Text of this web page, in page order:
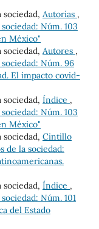
Autorías ,
Núm. 103
México"
Autores ,
Núm. 96
El impacto covid-
Índice ,
Núm. 103
México"
Cintillo
de la sociedad:
Índice ,
Núm. 101
del Estado